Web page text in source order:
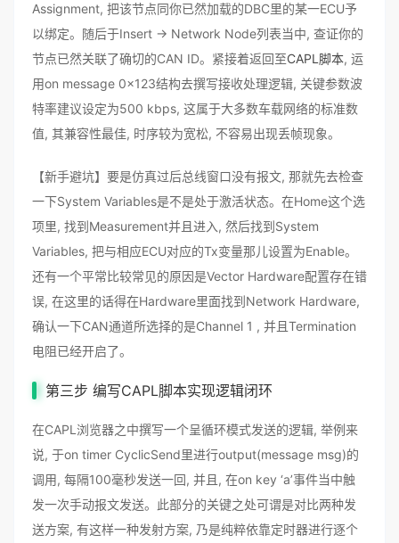
Assignment, 把该节点同你已然加载的DBC里的某一ECU予
以绑定。随后于Insert -> Network Node列表当中, 查证你的
节点已然关联了确切的CAN ID。紧接着返回至CAPL脚本, 运
用on message 0x123结构去撰写接收处理逻辑, 关键参数波
特率建议设定为500 kbps, 这属于大多数车载网络的标准数
值, 其兼容性最佳, 时序较为宽松, 不容易出现丢帧现象。
【新手避坑】要是仿真过后总线窗口没有报文, 那就先去检查
一下System Variables是不是处于激活状态。在Home这个选
项里, 找到Measurement并且进入, 然后找到System
Variables, 把与相应ECU对应的Tx变量那儿设置为Enable。
还有一个平常比较常见的原因是Vector Hardware配置存在错
误, 在这里的话得在Hardware里面找到Network Hardware,
确认一下CAN通道所选择的是Channel 1 , 并且Termination
电阻已经开启了。
第三步 编写CAPL脚本实现逻辑闭环
在CAPL浏览器之中撰写一个呈循环模式发送的逻辑, 举例来
说, 于on timer CyclicSend里进行output(message msg)的
调用, 每隔100毫秒发送一回, 并且, 在on key ‘a’事件当中触
发一次手动报文发送。此部分的关键之处可谓是对比两种发
送方案, 有这样一种发射方案, 乃是纯粹依靠定时器进行逐个